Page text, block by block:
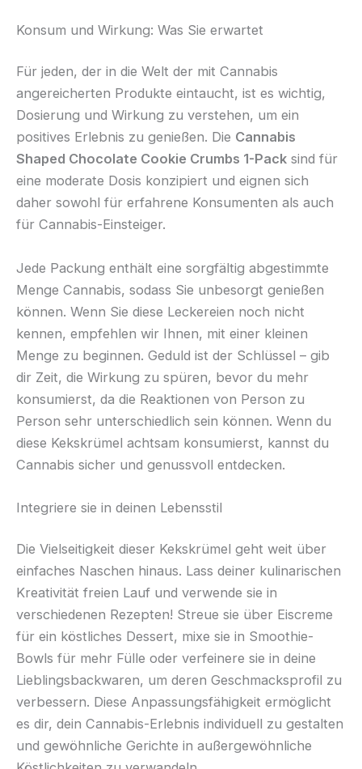
Konsum und Wirkung: Was Sie erwartet
Für jeden, der in die Welt der mit Cannabis
angereicherten Produkte eintaucht, ist es wichtig,
Dosierung und Wirkung zu verstehen, um ein
positives Erlebnis zu genießen. Die Cannabis
Shaped Chocolate Cookie Crumbs 1-Pack sind für
eine moderate Dosis konzipiert und eignen sich
daher sowohl für erfahrene Konsumenten als auch
für Cannabis-Einsteiger.
Jede Packung enthält eine sorgfältig abgestimmte
Menge Cannabis, sodass Sie unbesorgt genießen
können. Wenn Sie diese Leckereien noch nicht
kennen, empfehlen wir Ihnen, mit einer kleinen
Menge zu beginnen. Geduld ist der Schlüssel – gib
dir Zeit, die Wirkung zu spüren, bevor du mehr
konsumierst, da die Reaktionen von Person zu
Person sehr unterschiedlich sein können. Wenn du
diese Kekskrümel achtsam konsumierst, kannst du
Cannabis sicher und genussvoll entdecken.
Integriere sie in deinen Lebensstil
Die Vielseitigkeit dieser Kekskrümel geht weit über
einfaches Naschen hinaus. Lass deiner kulinarischen
Kreativität freien Lauf und verwende sie in
verschiedenen Rezepten! Streue sie über Eiscreme
für ein köstliches Dessert, mixe sie in Smoothie-
Bowls für mehr Fülle oder verfeinere sie in deine
Lieblingsbackwaren, um deren Geschmacksprofil zu
verbessern. Diese Anpassungsfähigkeit ermöglicht
es dir, dein Cannabis-Erlebnis individuell zu gestalten
und gewöhnliche Gerichte in außergewöhnliche